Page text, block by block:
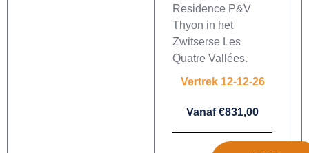
Residence P&V
Thyon in het
Zwitserse Les
Quatre Vallées.
Vertrek 12-12-26
Vanaf €831,00